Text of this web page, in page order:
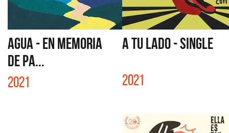
AGUA - EN MEMORIA
DE PA...
2021
A TU LADO - SINGLE
2021